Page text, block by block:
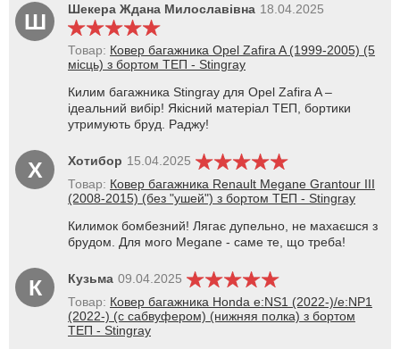
Ш Шекера Ждана Милославівна 18.04.2025
Товар: Ковер багажника Opel Zafira A (1999-2005) (5
місць) з бортом ТЕП - Stingray
Килим багажника Stingray для Opel Zafira A –
ідеальний вибір! Якісний матеріал ТЕП, бортики
утримують бруд. Раджу!
Х Хотибор 15.04.2025
Товар: Ковер багажника Renault Megane Grantour III
(2008-2015) (без "ушей") з бортом ТЕП - Stingray
Килимок бомбезний! Лягає дупельно, не махаєшся з
брудом. Для мого Megane - саме те, що треба!
К Кузьма 09.04.2025
Товар: Ковер багажника Honda e:NS1 (2022-)/e:NP1
(2022-) (с сабвуфером) (нижняя полка) з бортом
ТЕП - Stingray